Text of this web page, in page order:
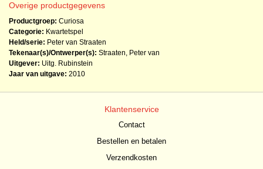
Overige productgegevens
Productgroep: Curiosa
Categorie: Kwartetspel
Held/serie: Peter van Straaten
Tekenaar(s)/Ontwerper(s): Straaten, Peter van
Uitgever: Uitg. Rubinstein
Jaar van uitgave: 2010
Klantenservice
Contact
Bestellen en betalen
Verzendkosten